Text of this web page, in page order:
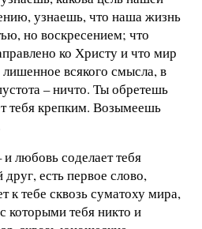
узнаешь, что наша жизнь
но воскресением; что
ко Христу и что мир
всякого смысла, в
– ничто. Ты обретешь
тебя крепким. Возымеешь
любовь соделает тебя
есть первое слово,
к тебе сквозь суматоху мира,
которыми тебя никто и